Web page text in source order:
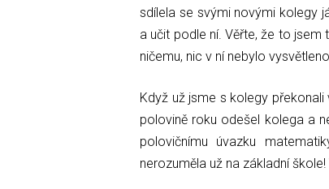
sdílela se svými novými kolegy
a učit podle ní. Věřte, že to
ničemu, nic v ní nebylo
Když už jsme s kolegy překonali
polovině roku odešel kolega a
polovičnímu úvazku
nerozuměla už na základní